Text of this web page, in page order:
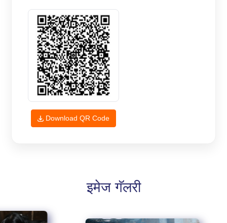
Download QR Code
इमेज गॅलरी